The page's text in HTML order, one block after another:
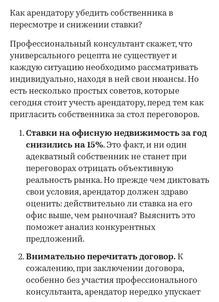
Как арендатору убедить собственника в
пересмотре и снижении ставки?
/ 00:00
Профессиональный консультант скажет, что
универсального рецепта не существует и
каждую ситуацию необходимо рассматривать
индивидуально, находя в ней свои нюансы. Но
есть несколько простых советов, которые
сегодня стоит учесть арендатору, перед тем как
пригласить собственника за стол переговоров.
Ставки на офисную недвижимость за год
снизились на 15%. Это факт, и ни один
адекватный собственник не станет при
переговорах отрицать объективную
реальность рынка. Но прежде чем диктовать
свои условия, арендатор должен здраво
оценить: действительно ли ставка на его
офис выше, чем рыночная? Выяснить это
поможет анализ конкурентных
предложений.
Внимательно перечитать договор. К
сожалению, при заключении договора,
особенно без участия профессионального
консультанта, арендатор нередко упускает